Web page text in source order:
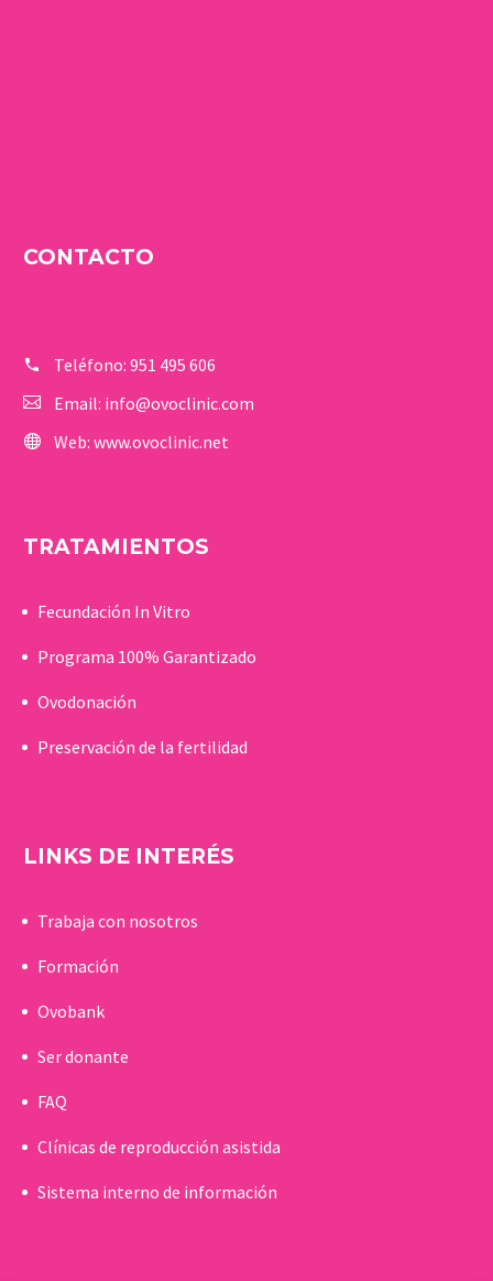
CONTACTO
Teléfono: 951 495 606
Email: info@ovoclinic.com
Web: www.ovoclinic.net
TRATAMIENTOS
Fecundación In Vitro
Programa 100% Garantizado
Ovodonación
Preservación de la fertilidad
LINKS DE INTERÉS
Trabaja con nosotros
Formación
Ovobank
Ser donante
FAQ
Clínicas de reproducción asistida
Sistema interno de información